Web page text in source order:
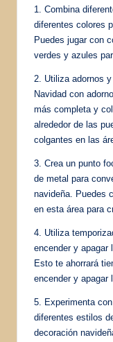
1. Combina
diferentes colores
Puedes jugar con
verdes y azules
2. Utiliza adornos
Navidad con
más completa y
alrededor de las
colgantes en las
3. Crea un punto
de metal para
navideña. Puedes
en esta área para
4. Utiliza
encender y apagar
Esto te ahorrará
encender y apagar
5. Experimenta
diferentes estilos
decoración